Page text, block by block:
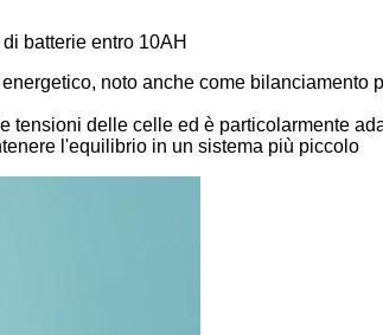
batterie entro 10AH
noto anche come bilanciamento
delle celle ed è particolarmente
l'equilibrio in un sistema più piccolo